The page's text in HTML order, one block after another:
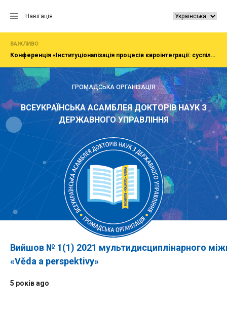
Навігація
ВАЖЛИВО
Конференція «Інституціоналізація процесів євроінтеграції: суспільство, економіка, адміністрування»
ГРОМАДСЬКА ОРГАНІЗАЦІЯ
ВСЕУКРАЇНСЬКА АСАМБЛЕЯ ДОКТОРІВ НАУК З
ДЕРЖАВНОГО УПРАВЛІННЯ
Вийшов № 1(1) 2021 мультидисциплінарного
«Věda a perspektivy»
5 років ago